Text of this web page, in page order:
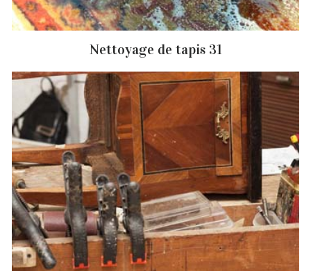
Nettoyage de tapis 31